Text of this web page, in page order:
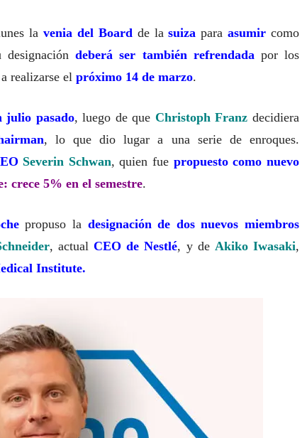
la venia del Board de la suiza para asumir como
designacióndeberá ser también refrendada por los
a realizarse el próximo 14 de marzo.
julio pasado, luego de que Christoph Franz decidiera
, lo que dio lugar a una serie de enroques.
Severin Schwan, quien fue propuesto como nuevo
crece 5% en el semestre.
propuso la designación de dos nuevos miembros
, actualCEO de Nestlé, y de Akiko Iwasaki,
Institute.